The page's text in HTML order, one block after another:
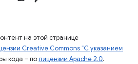
на этой странице
Creative Commons "С указанием
кода – полицензии Apache 2.0.